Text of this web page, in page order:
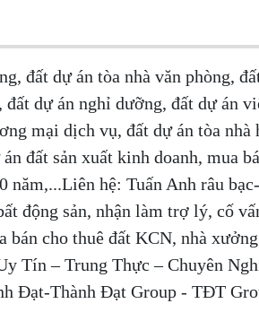
đất dự án tòa nhà văn phòng,
dự án nghỉ dưỡng, đất dự án
mại dịch vụ, đất dự án tòa nhà
đất sản xuất kinh doanh, mua
hệ: Tuấn Anh râu
động sản, nhận làm trợ lý, cố
cho thuê đất KCN, nhà
Tín – Trung Thực – Chuyên
Đạt-Thành Đạt Group - TĐT